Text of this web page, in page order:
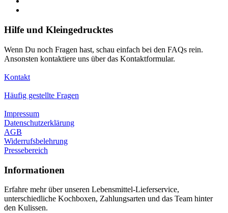
Hilfe und Kleingedrucktes
Wenn Du noch Fragen hast, schau einfach bei den FAQs rein.
Ansonsten kontaktiere uns über das Kontaktformular.
Kontakt
Häufig gestellte Fragen
Impressum
Datenschutzerklärung
AGB
Widerrufsbelehrung
Pressebereich
Informationen
Erfahre mehr über unseren Lebensmittel-Lieferservice,
unterschiedliche Kochboxen, Zahlungsarten und das Team hinter
den Kulissen.